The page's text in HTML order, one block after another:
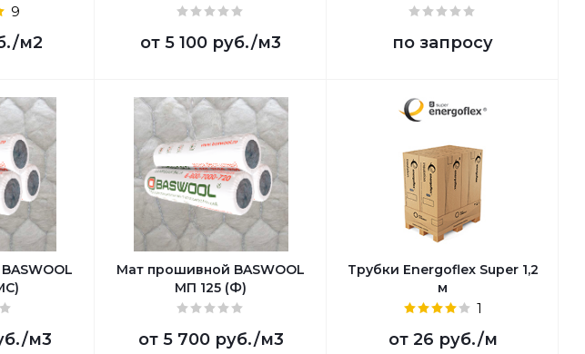
9
/м2 от 5 100 руб./м3 по запросу
/м3
Мат прошивной BASWOOL
МП 125 (Ф)
от 5 700 руб./м3
Трубки Energoflex Super 1,2
м
1
от 26 руб./м